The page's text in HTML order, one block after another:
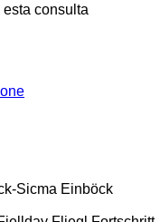
consulta
Sicma Einböck